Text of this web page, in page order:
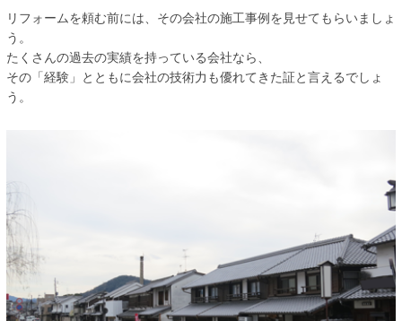
リフォームを頼む前には、その会社の施工事例を見せてもらいましょ
う。
たくさんの過去の実績を持っている会社なら、
その「経験」とともに会社の技術力も優れてきた証と言えるでしょ
う。